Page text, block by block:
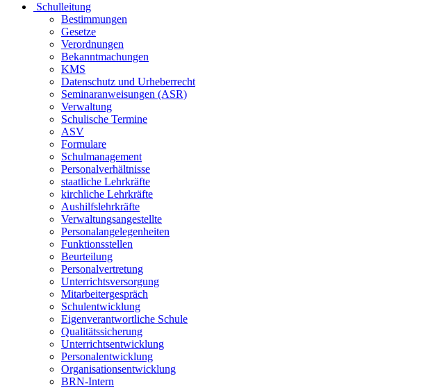
Schulleitung
Bestimmungen
Gesetze
Verordnungen
Bekanntmachungen
KMS
Datenschutz und Urheberrecht
Seminaranweisungen (ASR)
Verwaltung
Schulische Termine
ASV
Formulare
Schulmanagement
Personalverhältnisse
staatliche Lehrkräfte
kirchliche Lehrkräfte
Aushilfslehrkräfte
Verwaltungsangestellte
Personalangelegenheiten
Funktionsstellen
Beurteilung
Personalvertretung
Unterrichtsversorgung
Mitarbeitergespräch
Schulentwicklung
Eigenverantwortliche Schule
Qualitätssicherung
Unterrichtsentwicklung
Personalentwicklung
Organisationsentwicklung
BRN-Intern